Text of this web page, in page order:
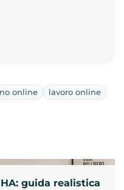
online lavoro online
guida realistica